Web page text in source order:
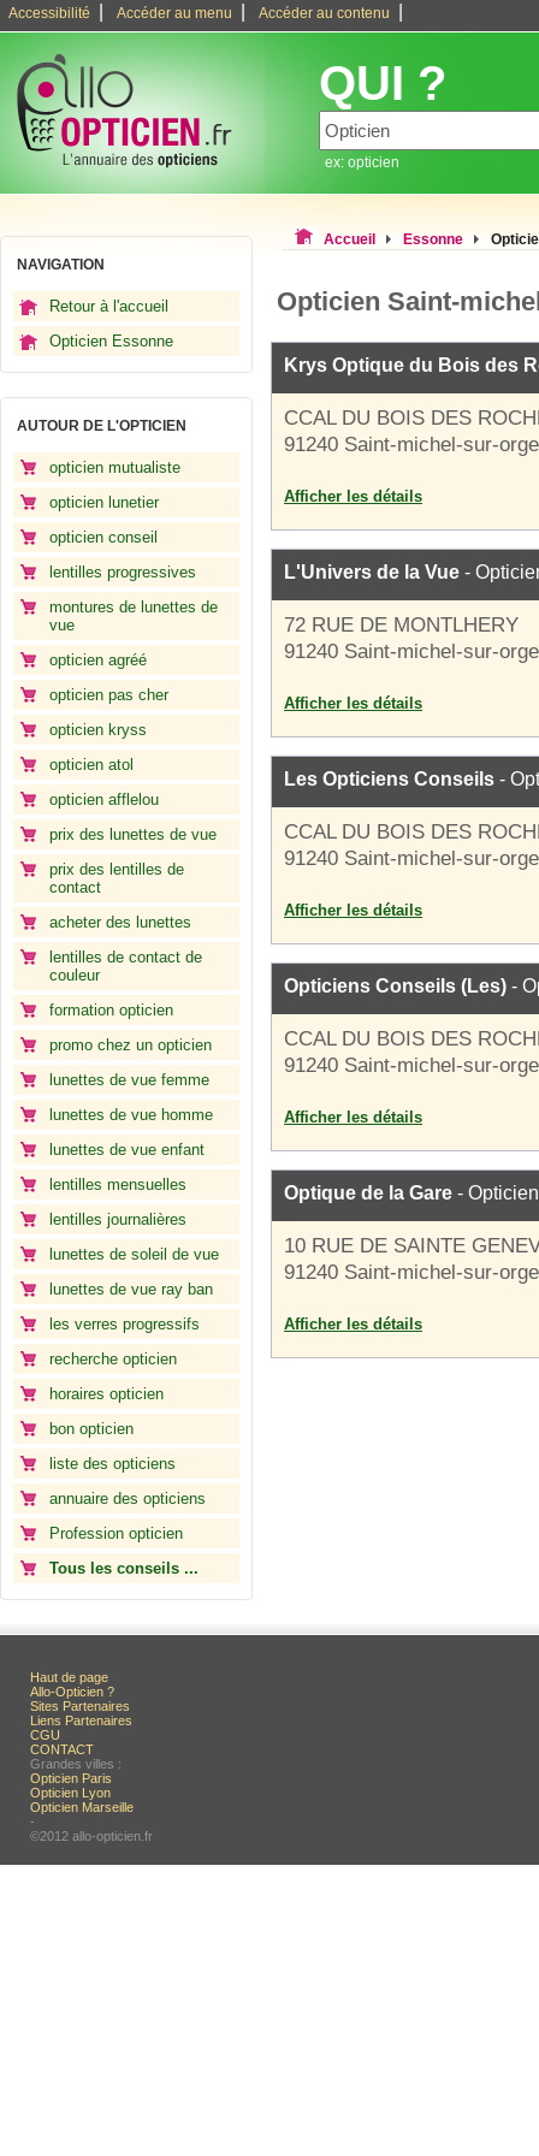
Accessibilité Accéder au menu Accéder au contenu
QUI ?
ex: opticien
NAVIGATION
Retour à l'accueil
Opticien Essonne
AUTOUR DE L'OPTICIEN
opticien mutualiste
opticien lunetier
opticien conseil
lentilles progressives
montures de lunettes de
vue
opticien agréé
opticien pas cher
opticien kryss
opticien atol
opticien afflelou
prix des lunettes de vue
prix des lentilles de
contact
acheter des lunettes
lentilles de contact de
couleur
formation opticien
promo chez un opticien
lunettes de vue femme
lunettes de vue homme
lunettes de vue enfant
lentilles mensuelles
lentilles journalières
lunettes de soleil de vue
lunettes de vue ray ban
les verres progressifs
recherche opticien
horaires opticien
bon opticien
liste des opticiens
annuaire des opticiens
Profession opticien
Tous les conseils ...
Accueil Essonne
Opticien Saint-
Krys Optique du Bois des
CCAL DU BOIS DES
91240 Saint-michel-sur-orge
Afficher les détails
L'Univers de la Vue -
72 RUE DE MONTLHERY
91240 Saint-michel-sur-orge
Afficher les détails
Les Opticiens Conseils -
CCAL DU BOIS DES
91240 Saint-michel-sur-orge
Afficher les détails
Opticiens Conseils (Les) -
CCAL DU BOIS DES
91240 Saint-michel-sur-orge
Afficher les détails
Optique de la Gare - Opticien
10 RUE DE SAINTE
91240 Saint-michel-sur-orge
Afficher les détails
Haut de page
Allo-Opticien ?
Sites Partenaires
Liens Partenaires
CGU
CONTACT
Grandes villes :
Opticien Paris
Opticien Lyon
Opticien Marseille
-
©2012 allo-opticien.fr